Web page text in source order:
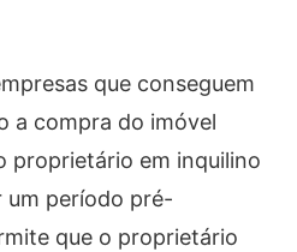
que conseguem
a compra do imóvel
proprietário em inquilino
um período pré-
que o proprietário